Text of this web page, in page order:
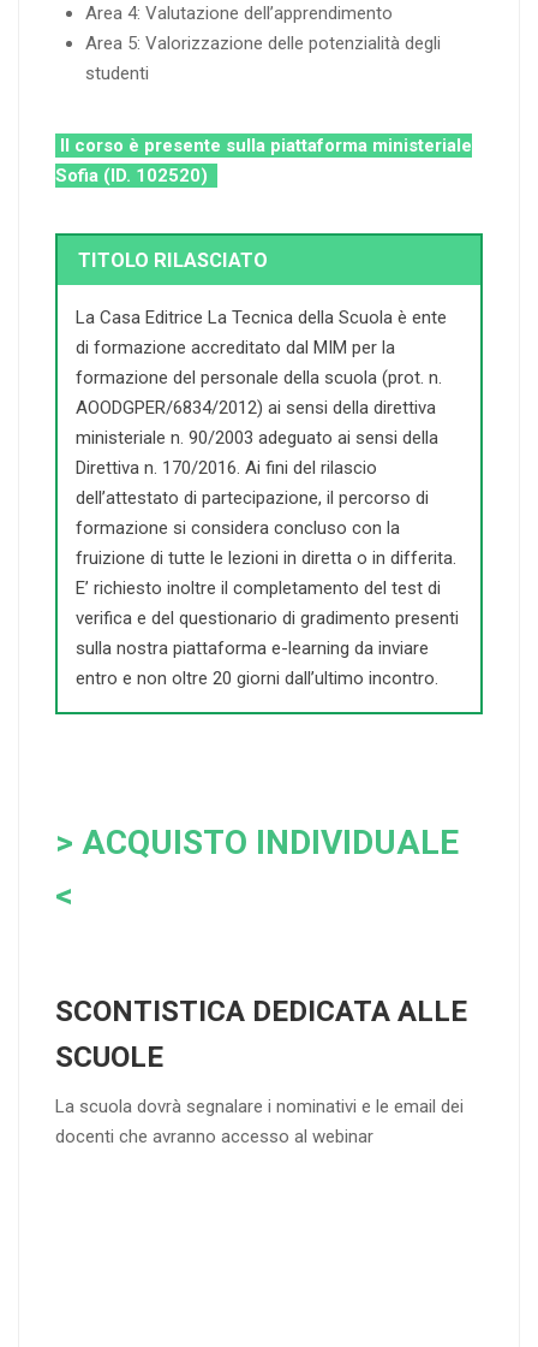
Area 4: Valutazione dell’apprendimento
Area 5: Valorizzazione delle potenzialità degli
studenti
Il corso è presente sulla piattaforma ministeriale
Sofia (ID. 102520)
TITOLO RILASCIATO
La Casa Editrice La Tecnica della Scuola è ente
di formazione accreditato dal MIM per la
formazione del personale della scuola (prot. n.
AOODGPER/6834/2012) ai sensi della direttiva
ministeriale n. 90/2003 adeguato ai sensi della
Direttiva n. 170/2016. Ai fini del rilascio
dell’attestato di partecipazione, il percorso di
formazione si considera concluso con la
fruizione di tutte le lezioni in diretta o in differita.
E’ richiesto inoltre il completamento del test di
verifica e del questionario di gradimento presenti
sulla nostra piattaforma e-learning da inviare
entro e non oltre 20 giorni dall’ultimo incontro.
> ACQUISTO INDIVIDUALE
<
SCONTISTICA DEDICATA ALLE
SCUOLE
La scuola dovrà segnalare i nominativi e le email dei
docenti che avranno accesso al webinar